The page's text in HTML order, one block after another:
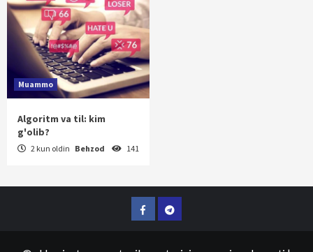
Muammo
Algoritm va til: kim
g'olib?
2 kun oldin Behzod 141
FacebookTelegram